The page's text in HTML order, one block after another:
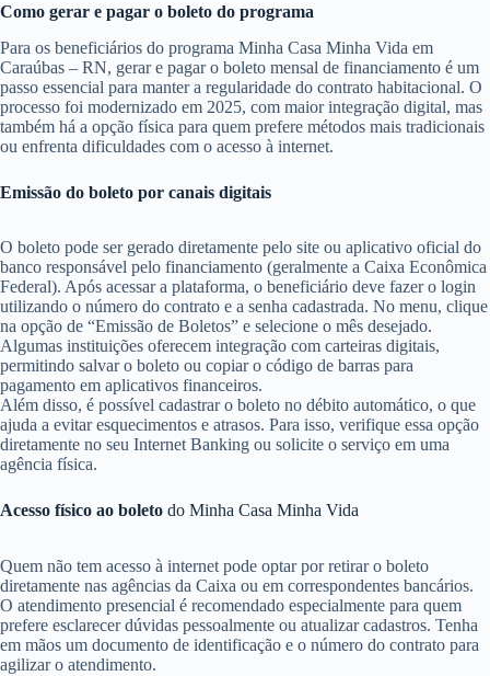
Como gerar e pagar o boleto do programa
Para os beneficiários do programa Minha Casa Minha Vida em
Caraúbas – RN, gerar e pagar o boleto mensal de financiamento é um
passo essencial para manter a regularidade do contrato habitacional. O
processo foi modernizado em 2025, com maior integração digital, mas
também há a opção física para quem prefere métodos mais tradicionais
ou enfrenta dificuldades com o acesso à internet.
Emissão do boleto por canais digitais
O boleto pode ser gerado diretamente pelo site ou aplicativo oficial do
banco responsável pelo financiamento (geralmente a Caixa Econômica
Federal). Após acessar a plataforma, o beneficiário deve fazer o login
utilizando o número do contrato e a senha cadastrada. No menu, clique
na opção de “Emissão de Boletos” e selecione o mês desejado.
Algumas instituições oferecem integração com carteiras digitais,
permitindo salvar o boleto ou copiar o código de barras para
pagamento em aplicativos financeiros.
Além disso, é possível cadastrar o boleto no débito automático, o que
ajuda a evitar esquecimentos e atrasos. Para isso, verifique essa opção
diretamente no seu Internet Banking ou solicite o serviço em uma
agência física.
Acesso físico ao boleto do Minha Casa Minha Vida
Quem não tem acesso à internet pode optar por retirar o boleto
diretamente nas agências da Caixa ou em correspondentes bancários.
O atendimento presencial é recomendado especialmente para quem
prefere esclarecer dúvidas pessoalmente ou atualizar cadastros. Tenha
em mãos um documento de identificação e o número do contrato para
agilizar o atendimento.